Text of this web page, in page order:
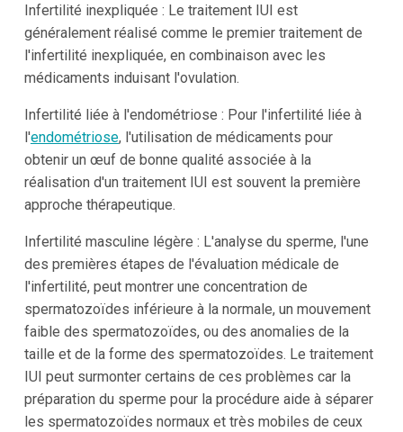
Infertilité inexpliquée : Le traitement IUI est
généralement réalisé comme le premier traitement de
l'infertilité inexpliquée, en combinaison avec les
médicaments induisant l'ovulation.
Infertilité liée à l'endométriose : Pour l'infertilité liée à
l'endométriose, l'utilisation de médicaments pour
obtenir un œuf de bonne qualité associée à la
réalisation d'un traitement IUI est souvent la première
approche thérapeutique.
Infertilité masculine légère : L'analyse du sperme, l'une
des premières étapes de l'évaluation médicale de
l'infertilité, peut montrer une concentration de
spermatozoïdes inférieure à la normale, un mouvement
faible des spermatozoïdes, ou des anomalies de la
taille et de la forme des spermatozoïdes. Le traitement
IUI peut surmonter certains de ces problèmes car la
préparation du sperme pour la procédure aide à séparer
les spermatozoïdes normaux et très mobiles de ceux